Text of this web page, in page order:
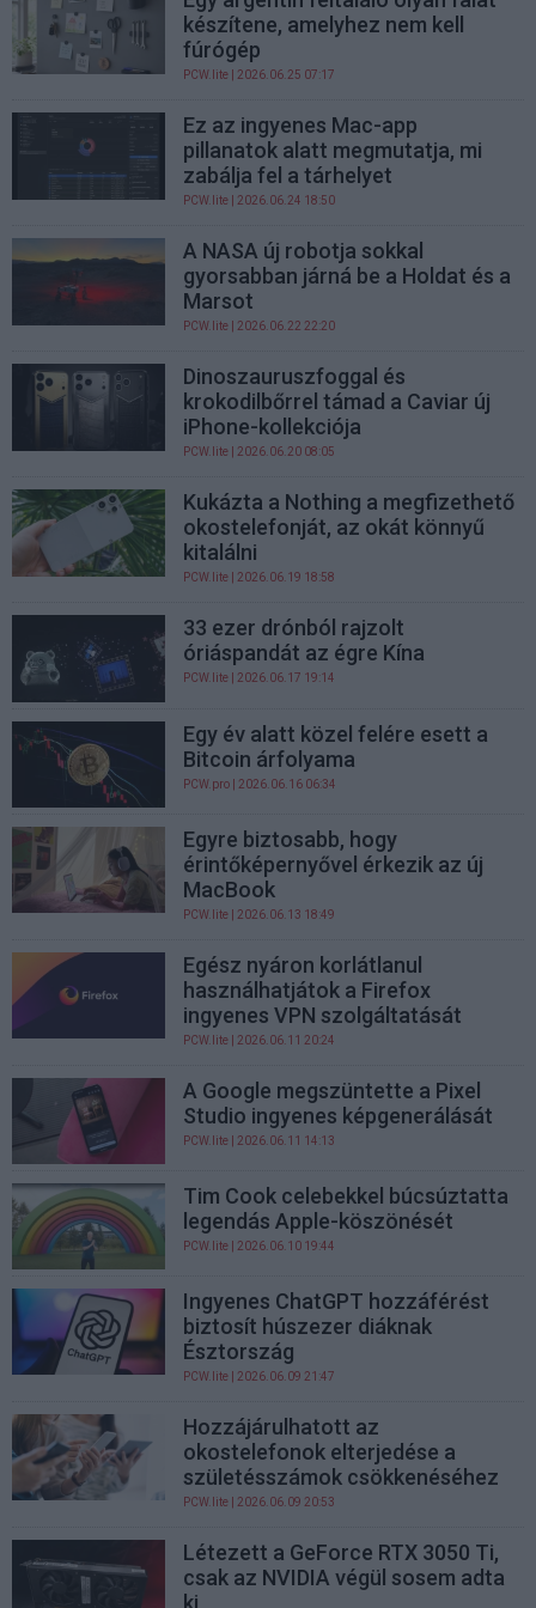
készítene, amelyhez nem kell
fúrógép
PCW.lite | 2026.06.25 07:17
Ez az ingyenes Mac-app
pillanatok alatt megmutatja, mi
zabálja fel a tárhelyet
PCW.lite | 2026.06.24 18:50
A NASA új robotja sokkal
gyorsabban járná be a Holdat és a
Marsot
PCW.lite | 2026.06.22 22:20
Dinoszauruszfoggal és
krokodilbőrrel támad a Caviar új
iPhone-kollekciója
PCW.lite | 2026.06.20 08:05
Kukázta a Nothing a megfizethető
okostelefonját, az okát könnyű
kitalálni
PCW.lite | 2026.06.19 18:58
33 ezer drónból rajzolt
óriáspandát az égre Kína
PCW.lite | 2026.06.17 19:14
Egy év alatt közel felére esett a
Bitcoin árfolyama
PCW.pro | 2026.06.16 06:34
Egyre biztosabb, hogy
érintőképernyővel érkezik az új
MacBook
PCW.lite | 2026.06.13 18:49
Egész nyáron korlátlanul
használhatjátok a Firefox
ingyenes VPN szolgáltatását
PCW.lite | 2026.06.11 20:24
A Google megszüntette a Pixel
Studio ingyenes képgenerálását
PCW.lite | 2026.06.11 14:13
Tim Cook celebekkel búcsúztatta
legendás Apple-köszönését
PCW.lite | 2026.06.10 19:44
Ingyenes ChatGPT hozzáférést
biztosít húszezer diáknak
Észtország
PCW.lite | 2026.06.09 21:47
Hozzájárulhatott az
okostelefonok elterjedése a
születésszámok csökkenéséhez
PCW.lite | 2026.06.09 20:53
Létezett a GeForce RTX 3050 Ti,
csak az NVIDIA végül sosem adta
ki